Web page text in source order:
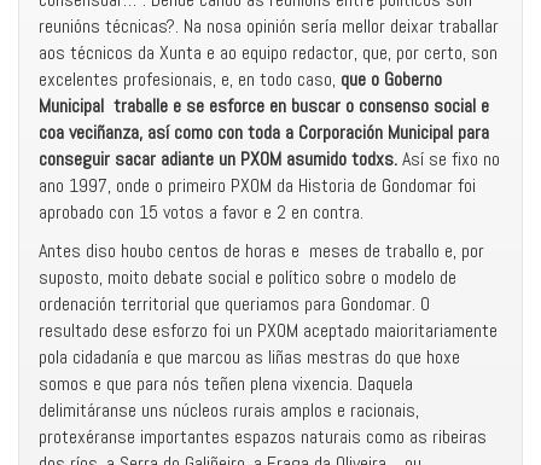
reunións técnicas?. Na nosa opinión sería mellor deixar traballar
aos técnicos da Xunta e ao equipo redactor, que, por certo, son
excelentes profesionais, e, en todo caso, que o Goberno
Municipal traballe e se esforce en buscar o consenso social e
coa veciñanza, así como con toda a Corporación Municipal para
conseguir sacar adiante un PXOM asumido todxs.Así se fixo no
ano 1997, onde o primeiro PXOM da Historia de Gondomar foi
aprobado con 15 votos a favor e 2 en contra.
Antes diso houbo centos de horas e meses de traballo e, por
suposto, moito debate social e político sobre o modelo de
ordenación territorial que queriamos para Gondomar. O
resultado dese esforzo foi un PXOM aceptado maioritariamente
pola cidadanía e que marcou as liñas mestras do que hoxe
somos e que para nós teñen plena vixencia. Daquela
delimitáranse uns núcleos rurais amplos e racionais,
protexéranse importantes espazos naturais como as ribeiras